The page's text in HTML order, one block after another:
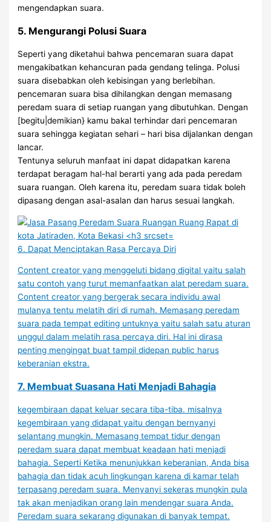
mengendapkan suara.
5. Mengurangi Polusi Suara
Seperti yang diketahui bahwa pencemaran suara dapat
mengakibatkan kehancuran pada gendang telinga. Polusi
suara disebabkan oleh kebisingan yang berlebihan.
pencemaran suara bisa dihilangkan dengan memasang
peredam suara di setiap ruangan yang dibutuhkan. Dengan
[begitu|demikian} kamu bakal terhindar dari pencemaran
suara sehingga kegiatan sehari – hari bisa dijalankan dengan
lancar.
Tentunya seluruh manfaat ini dapat didapatkan karena
terdapat beragam hal-hal berarti yang ada pada peredam
suara ruangan. Oleh karena itu, peredam suara tidak boleh
dipasang dengan asal-asalan dan harus sesuai langkah.
6. Dapat Menciptakan Rasa Percaya Diri
Content creator yang menggeluti bidang digital yaitu salah
satu contoh yang turut memanfaatkan alat peredam suara.
Content creator yang bergerak secara individu awal
mulanya tentu melatih diri di rumah. Memasang peredam
suara pada tempat editing untuknya yaitu salah satu aturan
unggul dalam melatih rasa percaya diri. Hal ini dirasa
penting mengingat buat tampil didepan public harus
keberanian ekstra.
7. Membuat Suasana Hati Menjadi Bahagia
kegembiraan dapat keluar secara tiba-tiba. misalnya
kegembiraan yang didapat yaitu dengan bernyanyi
selantang mungkin. Memasang tempat tidur dengan
peredam suara dapat membuat keadaan hati menjadi
bahagia. Seperti Ketika menunjukkan keberanian, Anda bisa
bahagia dan tidak acuh lingkungan karena di kamar telah
terpasang peredam suara. Menyanyi sekeras mungkin pula
tak akan menjadikan orang lain mendengar suara Anda.
Peredam suara sekarang digunakan di banyak tempat.